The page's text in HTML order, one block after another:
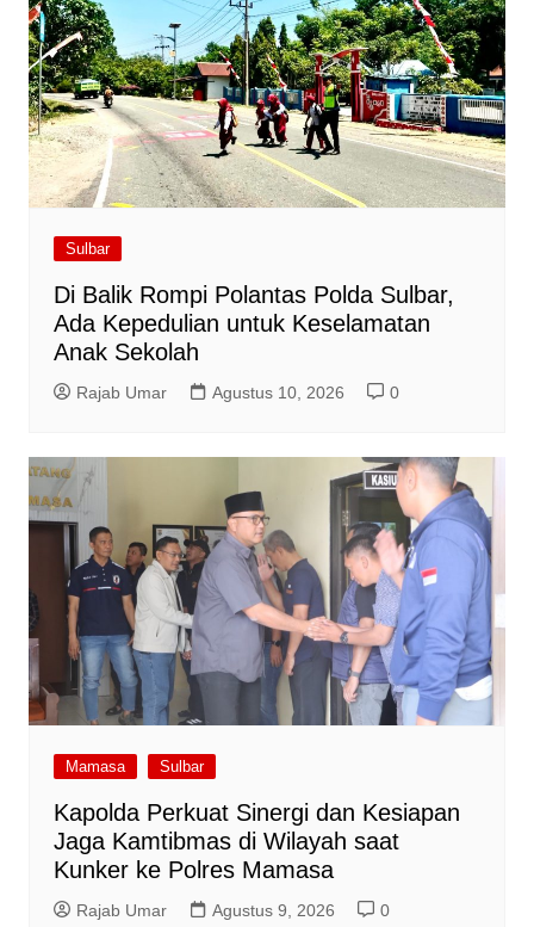
Sulbar
Di Balik Rompi Polantas Polda Sulbar,
Ada Kepedulian untuk Keselamatan
Anak Sekolah
Rajab Umar Agustus 10, 2026 0
Mamasa Sulbar
Kapolda Perkuat Sinergi dan Kesiapan
Jaga Kamtibmas di Wilayah saat
Kunker ke Polres Mamasa
Rajab Umar Agustus 9, 2026 0